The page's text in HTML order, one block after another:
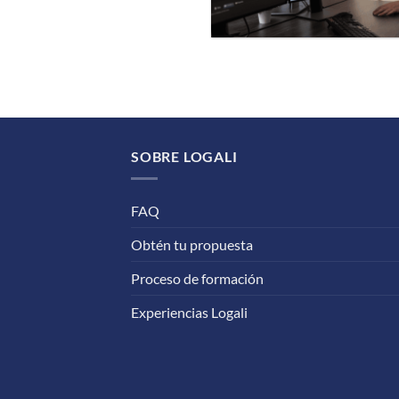
SOBRE LOGALI
FAQ
Obtén tu propuesta
Proceso de formación
Experiencias Logali